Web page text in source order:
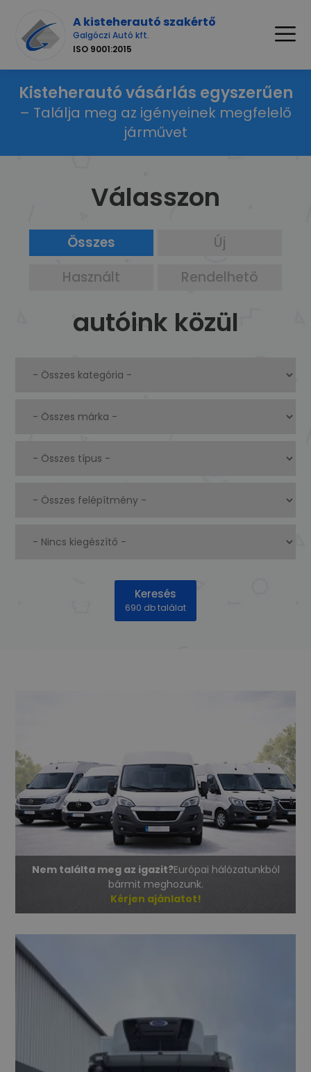
A kisteherautó szakértő
Galgóczi Autó kft.
ISO 9001:2015
Kisteherautó vásárlás egyszerűen
– Találja meg az igényeinek megfelelő
járművet
Válasszon
Összes
Új
Használt
Rendelhető
autóink közül
Keresés
690 db találat
Nem találta meg az igazit?Európai hálózatunkból
bármit meghozunk.
Kérjen ajánlatot!